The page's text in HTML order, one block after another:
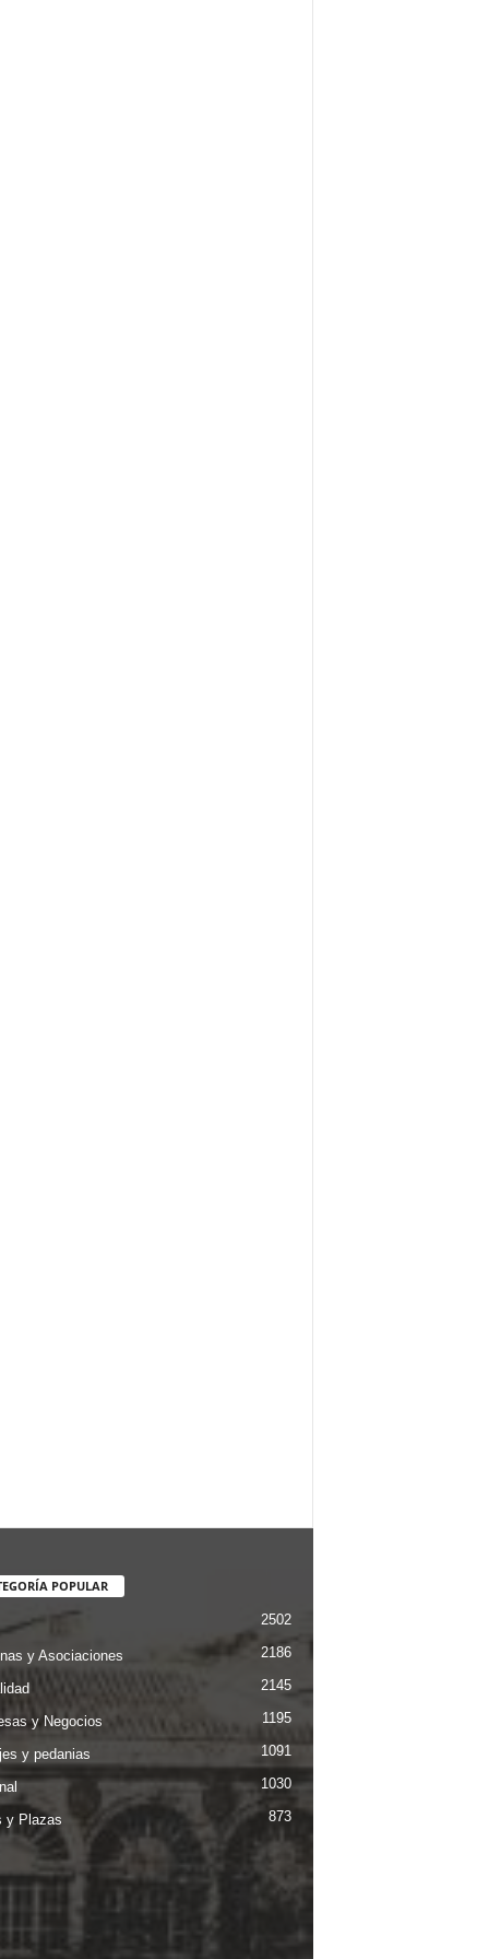
POPULAR
2502
y Asociaciones 2186
2145
y Negocios 1195
y pedanias 1091
1030
y Plazas 873